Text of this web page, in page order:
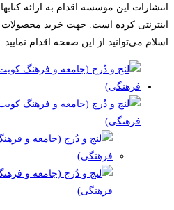
انتشارات این موسسه اقدام به ارائه
اینترنتی کرده است. جهت خرید
اسلام می‌توانید از این صفحه اقدام نمایید.